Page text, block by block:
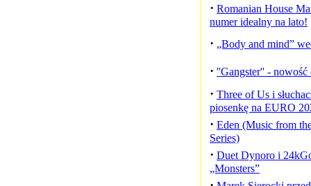
· Romanian House
numer idealny na lato!
· „Body and mind”
· ''Gangster'' -
· Three of Us i
piosenkę na EURO
· Eden (Music from
Series)
· Duet Dynoro i
„Monsters”